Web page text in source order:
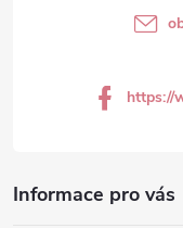
Informace pro vás
https://